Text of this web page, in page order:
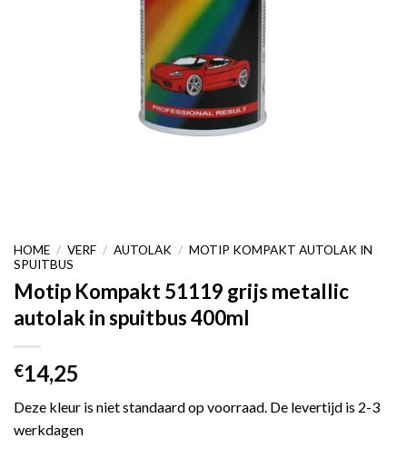
HOME / VERF / AUTOLAK / MOTIP KOMPAKT AUTOLAK IN
SPUITBUS
Motip Kompakt 51119 grijs metallic
autolak in spuitbus 400ml
€14,25
Deze kleur is niet standaard op voorraad. De levertijd is 2-3
werkdagen